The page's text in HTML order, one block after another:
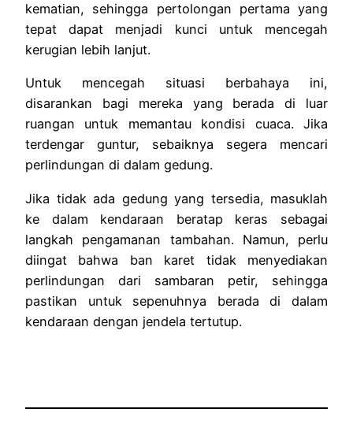
kematian, sehingga pertolongan pertama yang
tepat dapat menjadi kunci untuk mencegah
kerugian lebih lanjut.
Untuk mencegah situasi berbahaya ini,
disarankan bagi mereka yang berada di luar
ruangan untuk memantau kondisi cuaca. Jika
terdengar guntur, sebaiknya segera mencari
perlindungan di dalam gedung.
Jika tidak ada gedung yang tersedia, masuklah
ke dalam kendaraan beratap keras sebagai
langkah pengamanan tambahan. Namun, perlu
diingat bahwa ban karet tidak menyediakan
perlindungan dari sambaran petir, sehingga
pastikan untuk sepenuhnya berada di dalam
kendaraan dengan jendela tertutup.